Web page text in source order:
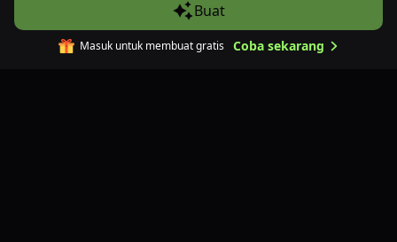
Buat
Masuk untuk membuat gratis Coba sekarang
Inversi Prompt Gambar
Hapus teks dari gambar dengan AI